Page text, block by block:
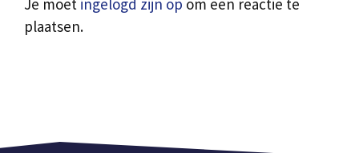
Je moet ingelogd zijn op om een reactie te
plaatsen.